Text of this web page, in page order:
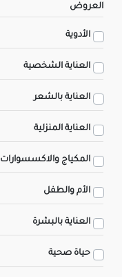
العروض
الأدوية
العناية الشخصية
العناية بالشعر
العناية المنزلية
المكياج والاكسسوارات
الأم والطفل
العناية بالبشرة
حياة صحية